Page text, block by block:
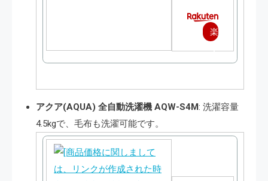
楽
天
購
入
アクア(AQUA) 全自動洗濯機 AQW-S4M: 洗濯容量
4.5kgで、毛布も洗濯可能です​​。